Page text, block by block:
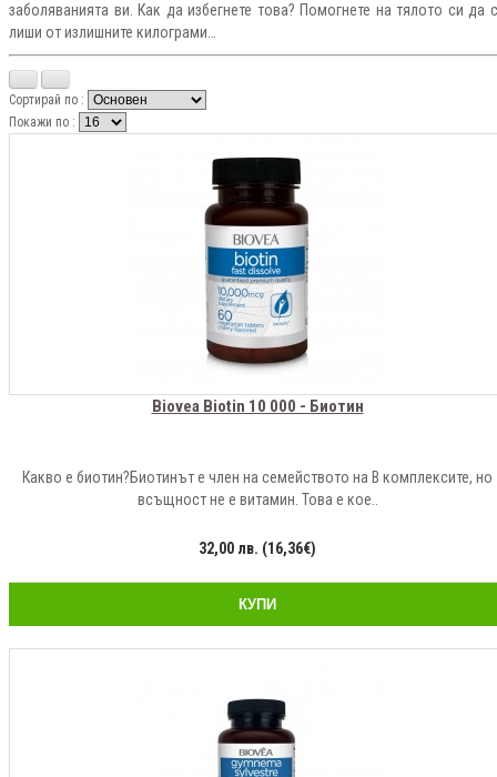
заболяванията ви. Как да избегнете това? Помогнете на тялото си да
лиши от излишните килограми…
Сортирай по :
Покажи по :
Biovea Biotin 10 000 - Биотин
Какво е биотин?Биотинът е член на семейството на В комплексите, но
всъщност не е витамин. Това е кое..
32,00 лв. (16,36€)
КУПИ